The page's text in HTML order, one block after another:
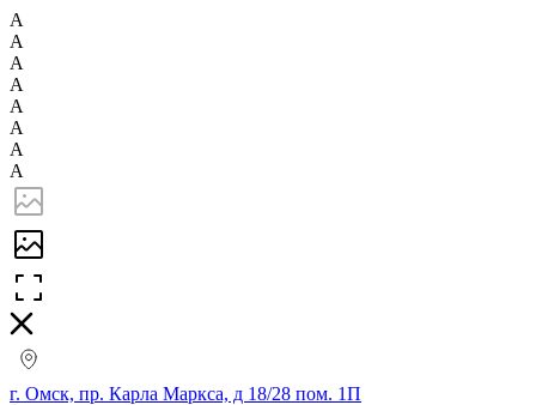
А
А
А
А
А
А
А
А
г. Омск, пр. Карла Маркса, д 18/28 пом. 1П